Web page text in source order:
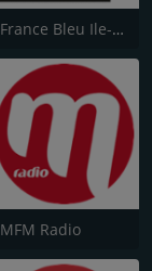
France Bleu Ile-de-France
MFM Radio